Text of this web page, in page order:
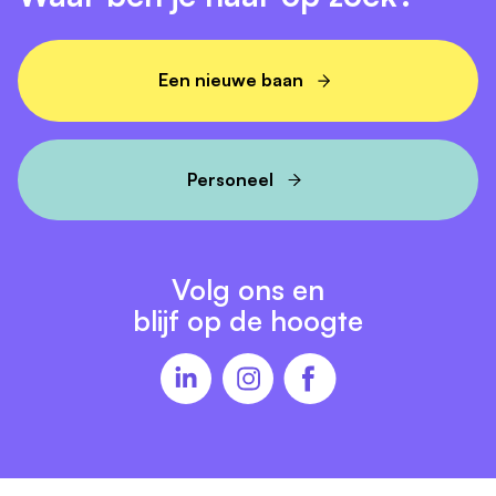
Af en toe bereikbaarheidsdiensten buiten
kantooruren. Dit stemmen we altijd in goed
onderling overleg met elkaar af.
Een afwisselende baan, met veel ruimte voor je
eigen inbreng en expertise.
wordt binnen ons familiebedrijf en onze ICT
Een nieuwe baan
Personeel
Volg ons en
blijf op de hoogte